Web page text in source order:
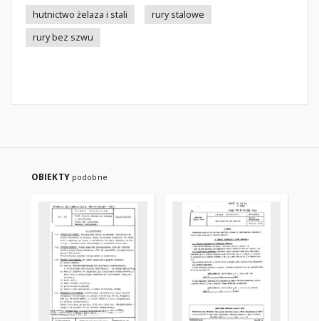
hutnictwo żelaza i stali
rury stalowe
rury bez szwu
OBIEKTY podobne